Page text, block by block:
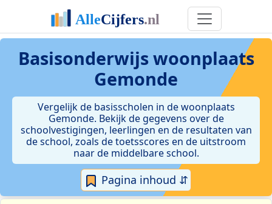
Basisonderwijs woonplaats
Gemonde
Vergelijk de basisscholen in de woonplaats
Gemonde. Bekijk de gegevens over de
schoolvestigingen, leerlingen en de resultaten van
de school, zoals de toetsscores en de uitstroom
naar de middelbare school.
Pagina inhoud ⇵